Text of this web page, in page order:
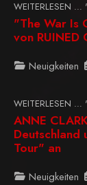
WEITERLESEN
"The War Is
von RUINED
Neuigkeiten
WEITERLESEN …
ANNE
Deutschland
Tour" an
Neuigkeiten